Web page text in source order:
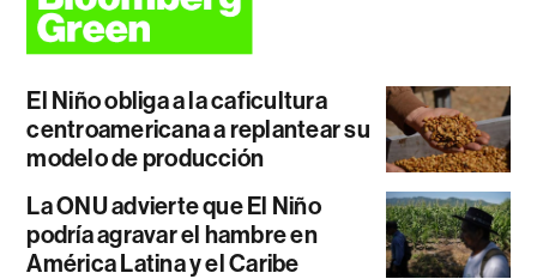
El Niño obliga a la caficultura
centroamericana a replantear su
modelo de producción
La ONU advierte que El Niño
podría agravar el hambre en
América Latina y el Caribe